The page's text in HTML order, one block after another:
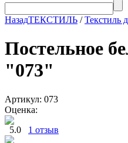
НазадТЕКСТИЛЬ /Текстиль
Постельное
"073"
Артикул: 073
Оценка:
5.0
1 отзыв